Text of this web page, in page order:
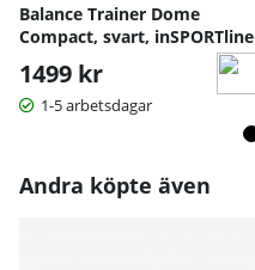
Balance Trainer Dome
Compact, svart, inSPORTline
1499 kr
1-5 arbetsdagar
Andra köpte även